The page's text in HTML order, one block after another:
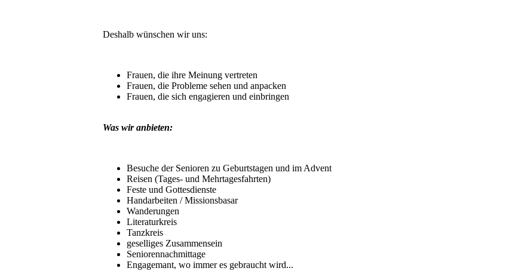
Deshalb wünschen wir uns:
Frauen, die ihre Meinung vertreten
Frauen, die Probleme sehen und anpacken
Frauen, die sich engagieren und einbringen
Was wir anbieten:
Besuche der Senioren zu Geburtstagen und im Advent
Reisen (Tages- und Mehrtagesfahrten)
Feste und Gottesdienste
Handarbeiten / Missionsbasar
Wanderungen
Literaturkreis
Tanzkreis
geselliges Zusammensein
Seniorennachmittage
Engagemant, wo immer es gebraucht wird...